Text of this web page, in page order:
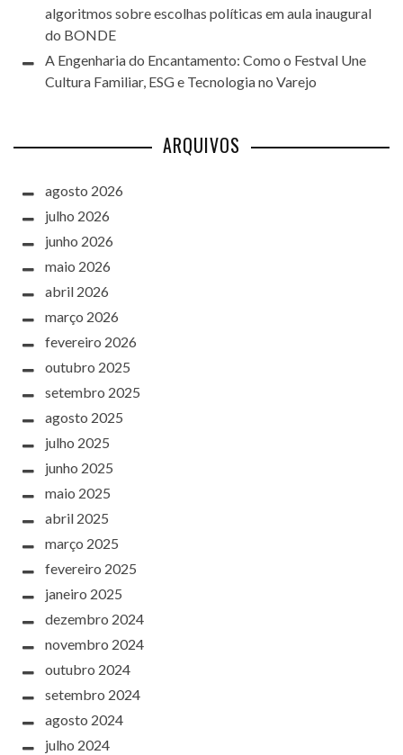
algoritmos sobre escolhas políticas em aula inaugural
do BONDE
A Engenharia do Encantamento: Como o Festval Une
Cultura Familiar, ESG e Tecnologia no Varejo
ARQUIVOS
agosto 2026
julho 2026
junho 2026
maio 2026
abril 2026
março 2026
fevereiro 2026
outubro 2025
setembro 2025
agosto 2025
julho 2025
junho 2025
maio 2025
abril 2025
março 2025
fevereiro 2025
janeiro 2025
dezembro 2024
novembro 2024
outubro 2024
setembro 2024
agosto 2024
julho 2024